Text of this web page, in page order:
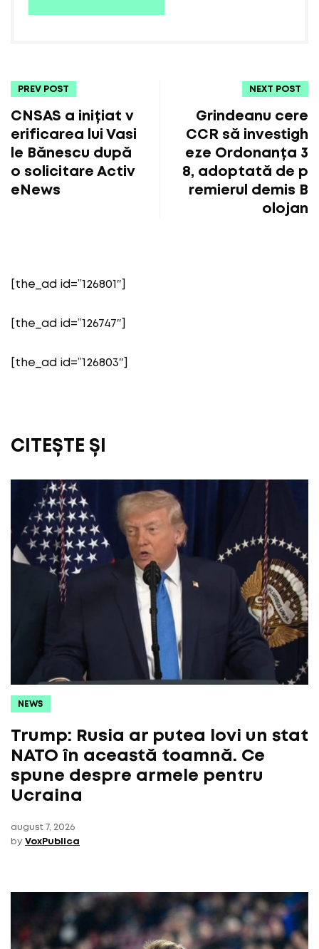
PREV POST
CNSAS a inițiat v
erificarea lui Vasi
le Bănescu după
o solicitare Activ
eNews
NEXT POST
Grindeanu cere
CCR să investigh
eze Ordonanța 3
8, adoptată de p
remierul demis B
olojan
[the_ad id=”126801″]
[the_ad id=”126747″]
[the_ad id=”126803″]
CITEȘTE ȘI
NEWS
Trump: Rusia ar putea lovi un stat
NATO în această toamnă. Ce
spune despre armele pentru
Ucraina
august 7, 2026
by VoxPublica